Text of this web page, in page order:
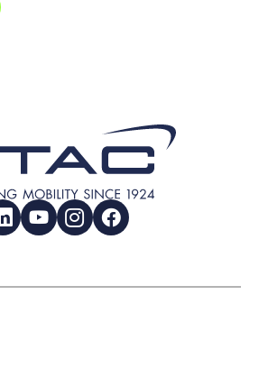
LinkedInYouTubeInstagramFacebook